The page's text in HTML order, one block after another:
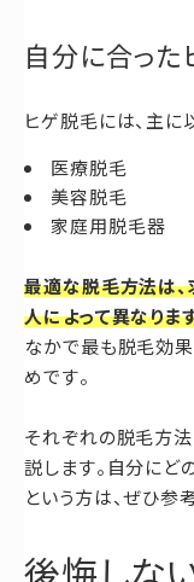
自分に合っ
ヒゲ脱毛には、主に
医療脱毛
美容脱毛
家庭用脱毛器
最適な脱毛方法は
人によって異なりま
なかで最も脱毛効
めです。
それぞれの脱毛方
説します。自分に
という方は、ぜひ参